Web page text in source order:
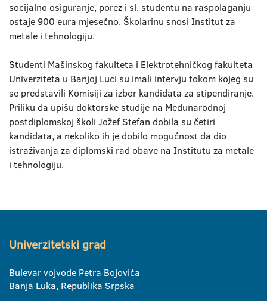
socijalno osiguranje, porez i sl. studentu na raspolaganju
ostaje 900 eura mjesečno. Školarinu snosi Institut za
metale i tehnologiju.
Studenti Mašinskog fakulteta i Elektrotehničkog fakulteta
Univerziteta u Banjoj Luci su imali intervju tokom kojeg su
se predstavili Komisiji za izbor kandidata za stipendiranje.
Priliku da upišu doktorske studije na Međunarodnoj
postdiplomskoj školi Jožef Stefan dobila su četiri
kandidata, a nekoliko ih je dobilo mogućnost da dio
istraživanja za diplomski rad obave na Institutu za metale
i tehnologiju.
Univerzitetski grad
Bulevar vojvode Petra Bojovića
Banja Luka, Republika Srpska